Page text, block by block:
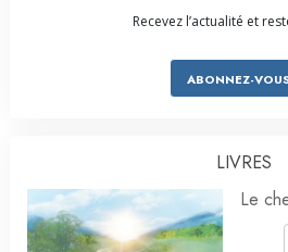
Recevez l’actualité et
ABONNEZ-
LIVRES
Le